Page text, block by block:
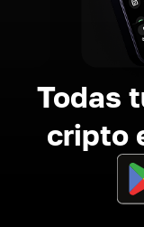
Todas
cripto